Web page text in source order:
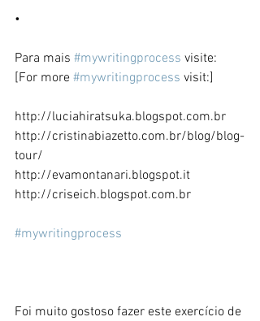
•
Para mais #mywritingprocess visite:
[For more #mywritingprocess visit:]
http://luciahiratsuka.blogspot.com.br
http://cristinabiazetto.com.br/blog/blog-
tour/
http://evamontanari.blogspot.it
http://criseich.blogspot.com.br
#mywritingprocess
Foi muito gostoso fazer este exercício de